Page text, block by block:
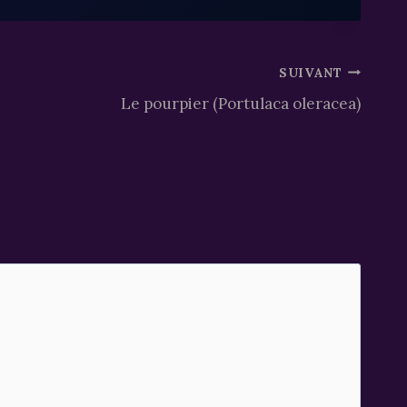
SUIVANT
Le pourpier (Portulaca oleracea)